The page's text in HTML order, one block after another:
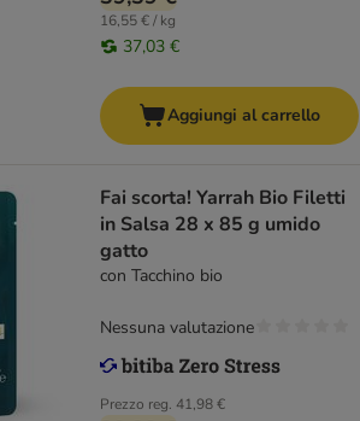
16,55 € / kg
37,03 €
Aggiungi al carrello
Fai scorta! Yarrah Bio Filetti
in Salsa 28 x 85 g umido
gatto
con Tacchino bio
Prezzo reg. 41,98 €
Nessuna valutazione